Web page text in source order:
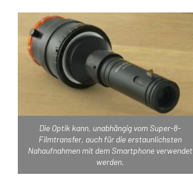
Die Optik kann, unabhängig vom Super-8-
Filmtransfer, auch für die erstaunlichsten
Nahaufnahmen mit dem Smartphone verwendet
werden.